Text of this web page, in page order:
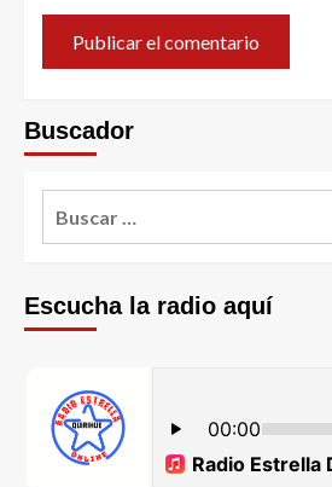
Buscador
Escucha la radio aquí